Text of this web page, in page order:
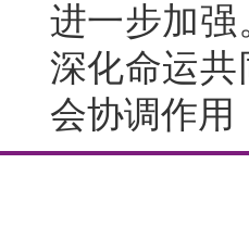
进一步加
深化命运
会协调作用